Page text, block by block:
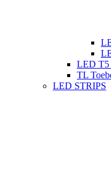
LED T5
TL
LED STRIPS